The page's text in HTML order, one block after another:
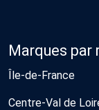
Marques par
Île-de-France
Centre-Val de